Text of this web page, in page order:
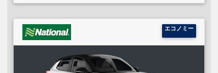
エコノミー